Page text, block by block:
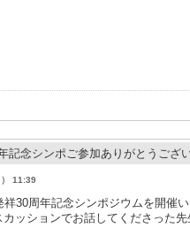
記念シンポご参加ありがとうござ
11:39
祥30周年記念シンポジウムを開催
ッションでお話してくださった